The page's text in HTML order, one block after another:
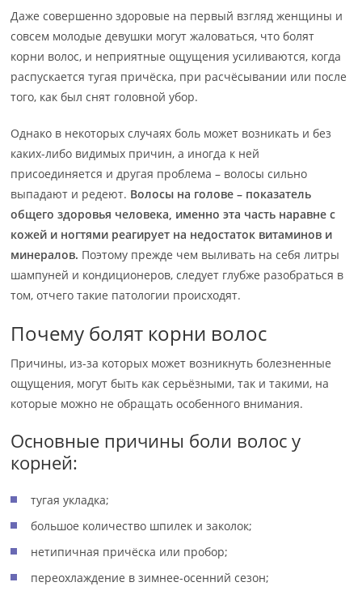
Даже совершенно здоровые на первый взгляд женщины и
совсем молодые девушки могут жаловаться, что болят
корни волос, и неприятные ощущения усиливаются, когда
распускается тугая причёска, при расчёсывании или после
того, как был снят головной убор.
Однако в некоторых случаях боль может возникать и без
каких-либо видимых причин, а иногда к ней
присоединяется и другая проблема – волосы сильно
выпадают и редеют. Волосы на голове – показатель
общего здоровья человека, именно эта часть наравне с
кожей и ногтями реагирует на недостаток витаминов и
минералов. Поэтому прежде чем выливать на себя литры
шампуней и кондиционеров, следует глубже разобраться в
том, отчего такие патологии происходят.
Почему болят корни волос
Причины, из-за которых может возникнуть болезненные
ощущения, могут быть как серьёзными, так и такими, на
которые можно не обращать особенного внимания.
Основные причины боли волос у
корней:
тугая укладка;
большое количество шпилек и заколок;
нетипичная причёска или пробор;
переохлаждение в зимнее-осенний сезон;